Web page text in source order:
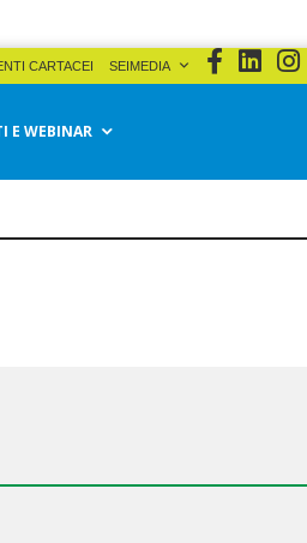
CARTACEI SEIMEDIA
E WEBINAR